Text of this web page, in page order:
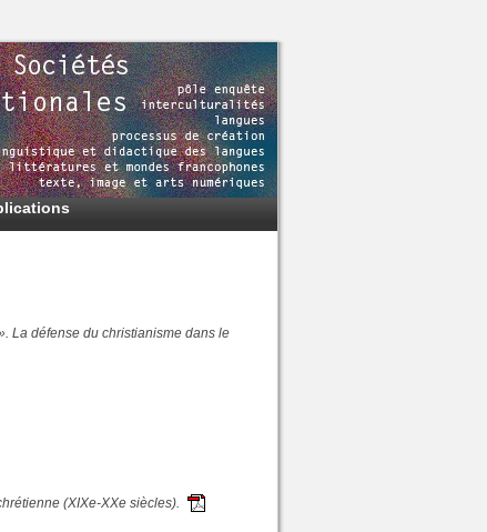
La défense du christianisme dans le
(XIXe-XXe siècles).